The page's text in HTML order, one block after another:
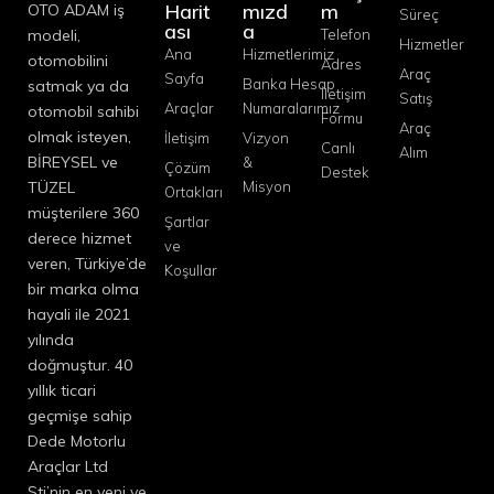
OTO ADAM iş
modeli,
otomobilini
satmak ya da
otomobil sahibi
olmak isteyen,
BİREYSEL ve
TÜZEL
müşterilere 360
derece hizmet
veren, Türkiye’de
bir marka olma
hayali ile 2021
yılında
doğmuştur. 40
yıllık ticari
geçmişe sahip
Dede Motorlu
Araçlar Ltd
Harit
ası
Ana
Sayfa
Araçlar
İletişim
Çözüm
Ortakları
Şartlar
ve
Koşullar
mızd
a
Hizmetlerimiz
Banka Hesap
Numaralarımız
Vizyon
&
Misyon
m
Telefon
Adres
İletişim
Formu
Canlı
Destek
Süreç
Hizmetler
Araç
Satış
Araç
Alım